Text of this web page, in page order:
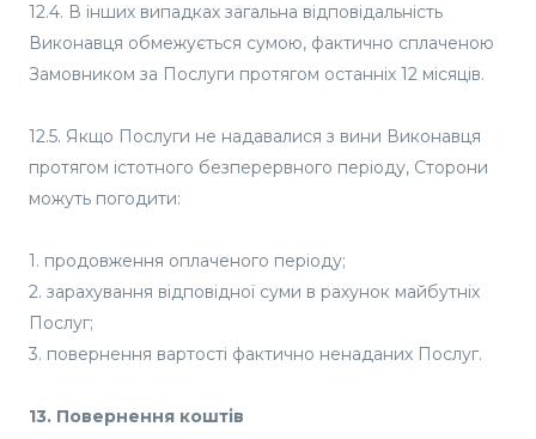
12.4. В інших випадках загальна відповідальність
Виконавця обмежується сумою, фактично сплаченою
Замовником за Послуги протягом останніх 12 місяців.
12.5. Якщо Послуги не надавалися з вини Виконавця
протягом істотного безперервного періоду, Сторони
можуть погодити:
1. продовження оплаченого періоду;
2. зарахування відповідної суми в рахунок майбутніх
Послуг;
3. повернення вартості фактично ненаданих Послуг.
13. Повернення коштів